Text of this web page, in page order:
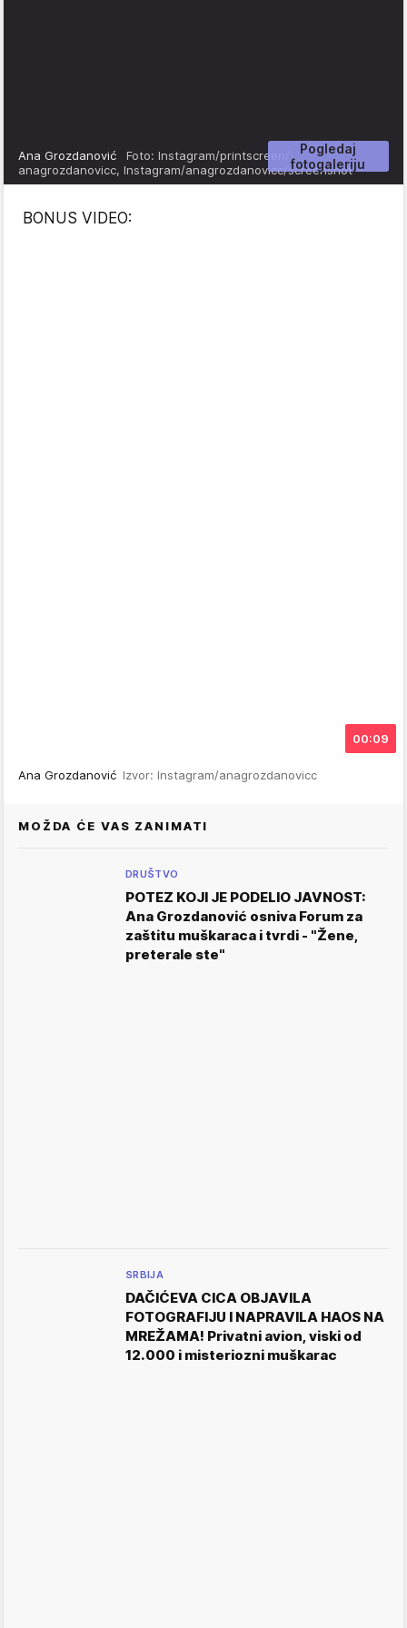
Pogledaj
fotogaleriju
Ana Grozdanović Foto: Instagram/printscreen/
anagrozdanovicc, Instagram/anagrozdanovicc/screenshot
BONUS VIDEO:
00:09
Ana Grozdanović Izvor: Instagram/anagrozdanovicc
MOŽDA ĆE VAS ZANIMATI
DRUŠTVO
POTEZ KOJI JE PODELIO JAVNOST:
Ana Grozdanović osniva Forum za
zaštitu muškaraca i tvrdi - "Žene,
preterale ste"
SRBIJA
DAČIĆEVA CICA OBJAVILA
FOTOGRAFIJU I NAPRAVILA HAOS NA
MREŽAMA! Privatni avion, viski od
12.000 i misteriozni muškarac